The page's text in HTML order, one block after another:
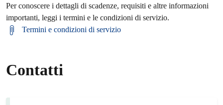
Per conoscere i dettagli di scadenze, requisiti e altre informazioni
importanti, leggi i termini e le condizioni di servizio.
Termini e condizioni di servizio
Contatti